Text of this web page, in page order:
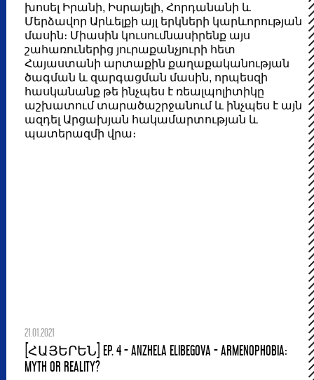
խոսել Իրանի, Իսրայելի, Հորդանանի և
Մերձավոր Արևելքի այլ երկների կարևորության
մասին։ Միասին կուսումնասիրենք այս
շահառուներից յուրաքանչյուրի հետ
Հայաստանի արտաքին քաղաքականության
ծագման և զարգացման մասին, որպեսզի
հասկանանք թե ինչպես է ռեալպոլիտիկը
աշխատում տարածաշրջանում և ինչպես է այն
ազդել Արցախյան հակամարտության և
պատերազմի վրա։
21.01.2021
[ՀԱՅԵՐԵՆ] EP. 4 - ANZHELA ELIBEGOVA - ARMENOPHOBIA:
MYTH OR REALITY?